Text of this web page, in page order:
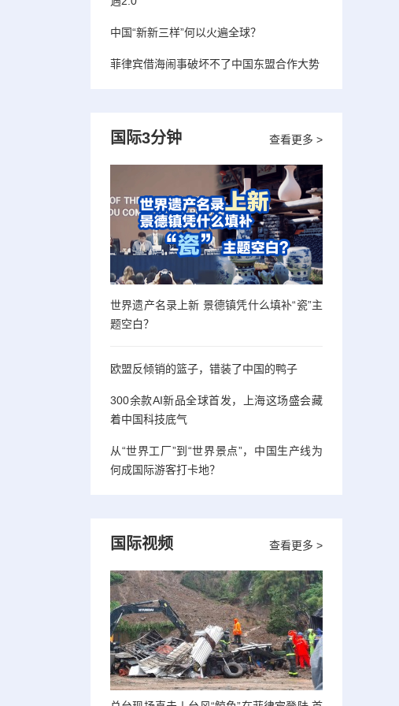
中国“新新三样”何以火遍全球？
菲律宾借海闹事破坏不了中国东盟合作大势
查看更多 >
国际3分钟
世界遗产名录上新 景德镇凭什么填补“瓷”主
题空白？
欧盟反倾销的篮子，错装了中国的鸭子
300余款AI新品全球首发，上海这场盛会藏
着中国科技底气
从“世界工厂”到“世界景点”，中国生产线为
何成国际游客打卡地？
查看更多 >
国际视频